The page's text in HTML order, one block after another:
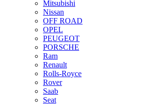
Mitsubishi
Nissan
OFF ROAD
OPEL
PEUGEOT
PORSCHE
Ram
Renault
Rolls-Royce
Rover
Saab
Seat